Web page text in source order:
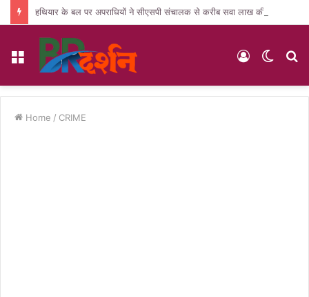
Menu
Switch
Log
Home / CRIME